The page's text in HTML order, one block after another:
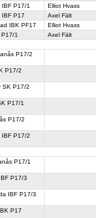
P17/1
Elliot Hvass
IBF P17
Axel Fält
IBK PF17
Elliot Hvass
1
Axel Fält
P17/2
P17/2
SK P17/2
P17/1
P17/2
IBF P17/2
P17/1
P17/3
IBF P17/3
P17